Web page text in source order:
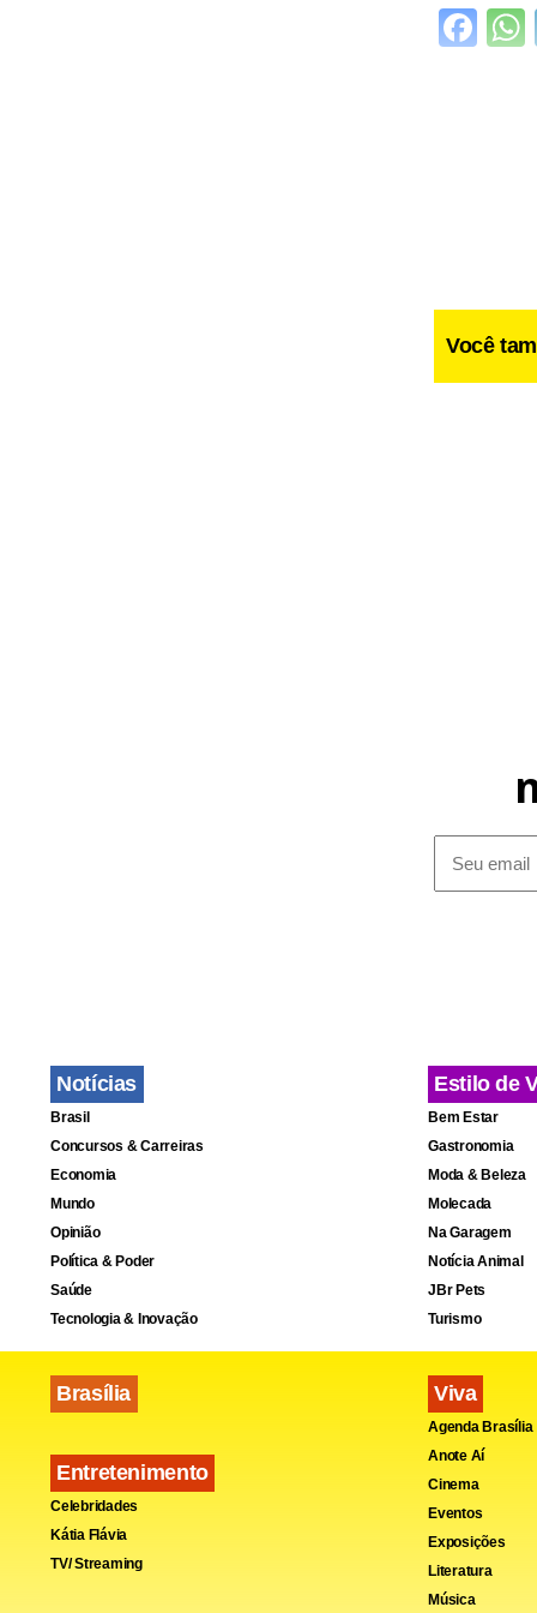
Você
Notícias
Brasil
Concursos & Carreiras
Economia
Mundo
Opinião
Política & Poder
Saúde
Tecnologia & Inovação
Brasília
Entretenimento
Celebridades
Kátia Flávia
TV/ Streaming
Estilo de
Bem Estar
Gastronomia
Moda & Beleza
Molecada
Na Garagem
Notícia Animal
JBr Pets
Turismo
Viva
Agenda Brasília
Anote Aí
Cinema
Eventos
Exposições
Literatura
Música